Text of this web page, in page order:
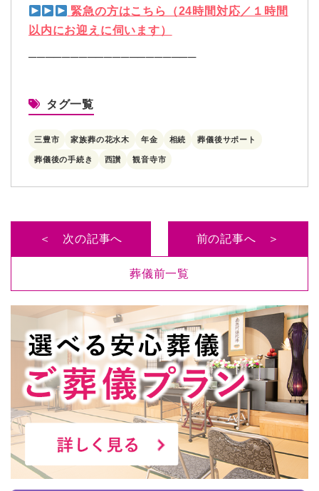
緊急の方はこちら（24時間対応／１時間
以内にお迎えに伺います）
────────────────────
タグ一覧
三豊市 家族葬の花水木 年金 相続 葬儀後サポート
葬儀後の手続き 西讃 観音寺市
＜ 次の記事へ
葬儀前一覧
前の記事へ ＞